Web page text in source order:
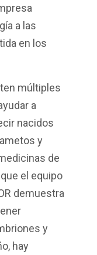
a las
en los
múltiples
a
nacidos
y
de
el equipo
demuestra
y
hay